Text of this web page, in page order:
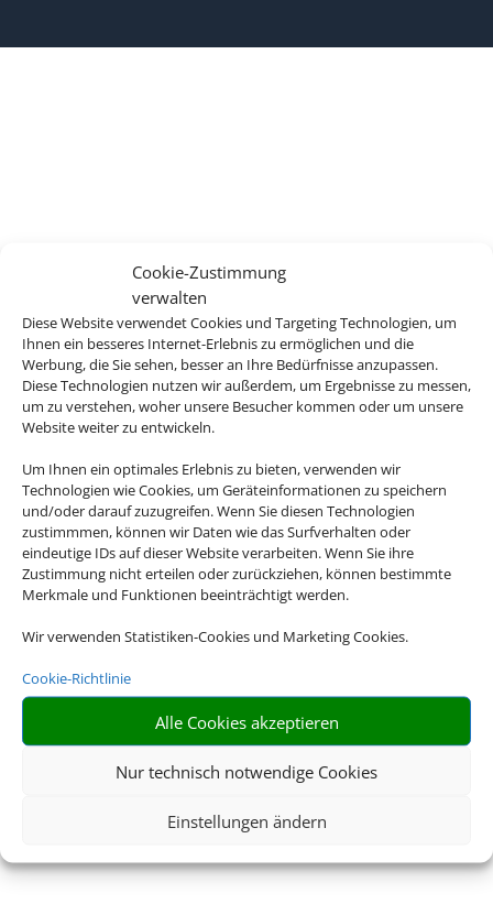
Cookie-Zustimmung
verwalten
Diese Website verwendet Cookies und Targeting Technologien, um
Ihnen ein besseres Internet-Erlebnis zu ermöglichen und die
Werbung, die Sie sehen, besser an Ihre Bedürfnisse anzupassen.
Diese Technologien nutzen wir außerdem, um Ergebnisse zu messen,
um zu verstehen, woher unsere Besucher kommen oder um unsere
Website weiter zu entwickeln.
Um Ihnen ein optimales Erlebnis zu bieten, verwenden wir
Technologien wie Cookies, um Geräteinformationen zu speichern
und/oder darauf zuzugreifen. Wenn Sie diesen Technologien
zustimmmen, können wir Daten wie das Surfverhalten oder
eindeutige IDs auf dieser Website verarbeiten. Wenn Sie ihre
Zustimmung nicht erteilen oder zurückziehen, können bestimmte
Merkmale und Funktionen beeinträchtigt werden.
Wir verwenden Statistiken-Cookies und Marketing Cookies.
Cookie-Richtlinie
Alle Cookies akzeptieren
Nur technisch notwendige Cookies
Einstellungen ändern